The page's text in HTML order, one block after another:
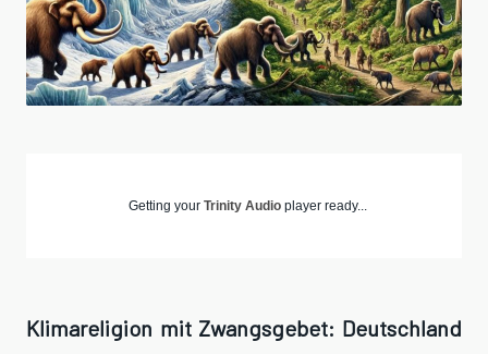
Getting your Trinity Audio player ready...
Klimareligion mit Zwangsgebet: Deutschland